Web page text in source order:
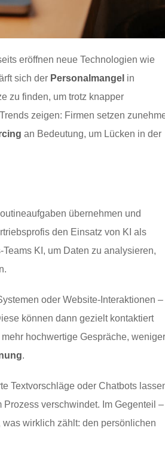
eröffnen neue Technologien wie
sich der Personalmangel in
zu finden, um trotz knapper
zeigen: Firmen setzen
an Bedeutung, um Lücken in der
übernehmen und
den Einsatz von KI als
KI, um Daten zu analysieren,
oder Website-Interaktionen –
können dann gezielt kontaktiert
hochwertige Gespräche, weniger
.
Textvorschläge oder Chatbots
verschwindet. Im Gegenteil –
wirklich zählt: den persönlichen